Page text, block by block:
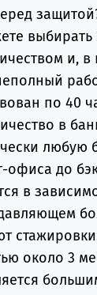
выбирать
и, в
по 40
в
любую
офиса до
в
стажировки
около 3